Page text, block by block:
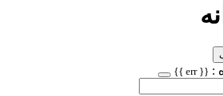
:
{{ err }}